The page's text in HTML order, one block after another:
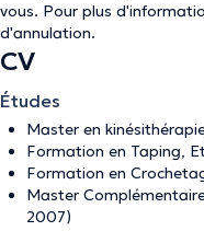
vous. Pour plus
d'annulation.
CV
Études
Master en
Formation en Taping,
Formation en
Master
2007)